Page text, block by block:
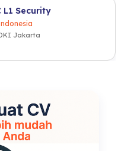
L1 Security
Jakarta